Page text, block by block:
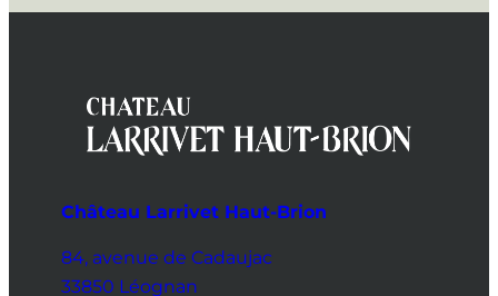
Château Larrivet Haut-Brion
84, avenue de Cadaujac
33850 Léognan